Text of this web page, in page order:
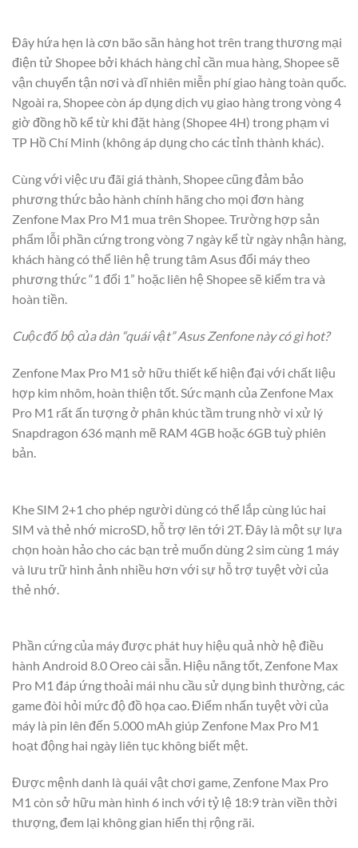
Đây hứa hẹn là cơn bão săn hàng hot trên trang thương mại
điện tử Shopee bởi khách hàng chỉ cần mua hàng, Shopee sẽ
vận chuyển tận nơi và dĩ nhiên miễn phí giao hàng toàn quốc.
Ngoài ra, Shopee còn áp dụng dịch vụ giao hàng trong vòng 4
giờ đồng hồ kể từ khi đặt hàng (Shopee 4H) trong phạm vi
TP Hồ Chí Minh (không áp dụng cho các tỉnh thành khác).
Cùng với việc ưu đãi giá thành, Shopee cũng đảm bảo
phương thức bảo hành chính hãng cho mọi đơn hàng
Zenfone Max Pro M1 mua trên Shopee. Trường hợp sản
phẩm lỗi phần cứng trong vòng 7 ngày kể từ ngày nhận hàng,
khách hàng có thể liên hệ trung tâm Asus đổi máy theo
phương thức “1 đổi 1” hoặc liên hệ Shopee sẽ kiểm tra và
hoàn tiền.
Cuộc đổ bộ của dàn “quái vật” Asus Zenfone này có gì hot?
Zenfone Max Pro M1 sở hữu thiết kế hiện đại với chất liệu
hợp kim nhôm, hoàn thiện tốt. Sức mạnh của Zenfone Max
Pro M1 rất ấn tượng ở phân khúc tầm trung nhờ vi xử lý
Snapdragon 636 mạnh mẽ RAM 4GB hoặc 6GB tuỳ phiên
bản.
Khe SIM 2+1 cho phép người dùng có thể lắp cùng lúc hai
SIM và thẻ nhớ microSD, hỗ trợ lên tới 2T. Đây là một sự lựa
chọn hoàn hảo cho các bạn trẻ muốn dùng 2 sim cùng 1 máy
và lưu trữ hình ảnh nhiều hơn với sự hỗ trợ tuyệt vời của
thẻ nhớ.
Phần cứng của máy được phát huy hiệu quả nhờ hệ điều
hành Android 8.0 Oreo cài sẵn. Hiệu năng tốt, Zenfone Max
Pro M1 đáp ứng thoải mái nhu cầu sử dụng bình thường, các
game đòi hỏi mức độ đồ họa cao. Điểm nhấn tuyệt vời của
máy là pin lên đến 5.000 mAh giúp Zenfone Max Pro M1
hoạt động hai ngày liên tục không biết mệt.
Được mệnh danh là quái vật chơi game, Zenfone Max Pro
M1 còn sở hữu màn hình 6 inch với tỷ lệ 18:9 tràn viền thời
thượng, đem lại không gian hiển thị rộng rãi.